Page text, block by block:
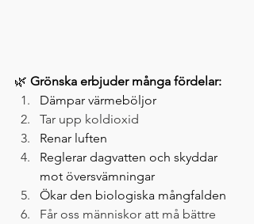
🌿 Grönska erbjuder många fördelar:
Dämpar värmeböljor
Tar upp koldioxid
Renar luften
Reglerar dagvatten och skyddar
mot översvämningar
Ökar den biologiska mångfalden
Får oss människor att må bättre